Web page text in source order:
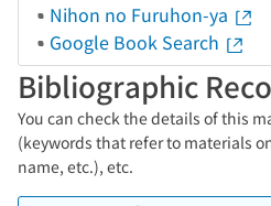
Nihon no Furuhon-ya
Google Book Search
Bibliographic
You can check the details of this
(keywords that refer to materials
name, etc.), etc.